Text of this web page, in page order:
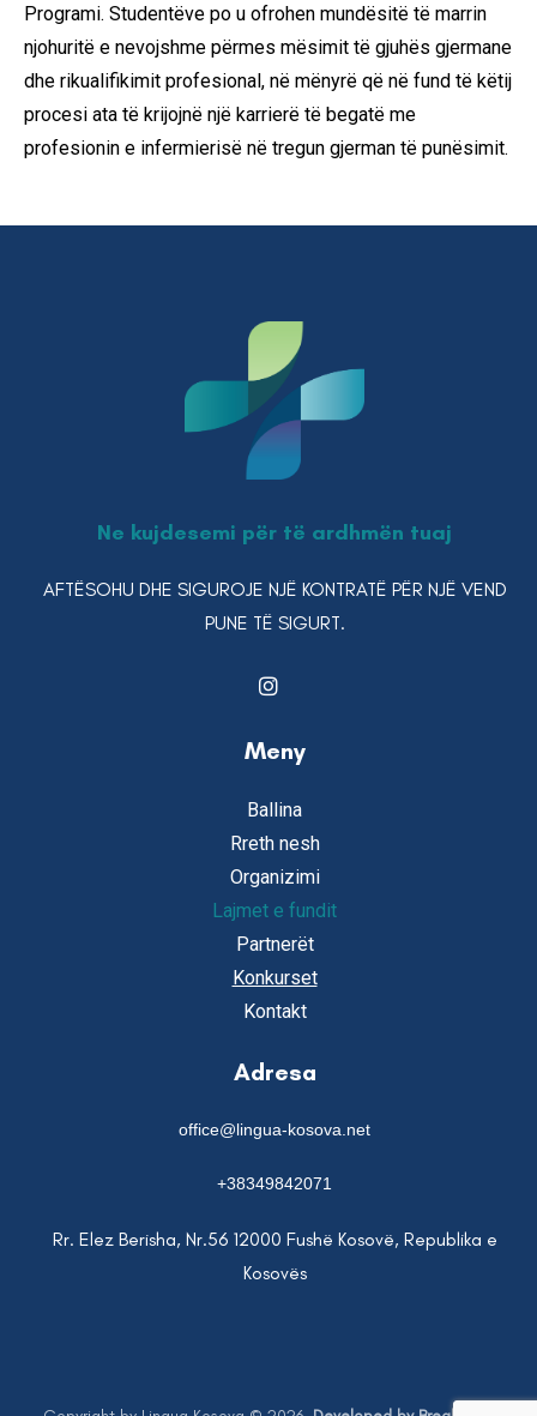
Programi. Studentëve po u ofrohen mundësitë të marrin
njohuritë e nevojshme përmes mësimit të gjuhës gjermane
dhe rikualifikimit profesional, në mënyrë që në fund të këtij
procesi ata të krijojnë një karrierë të begatë me
profesionin e infermierisë në tregun gjerman të punësimit.
Ne kujdesemi për të ardhmën tuaj
AFTËSOHU DHE SIGUROJE NJË KONTRATË PËR NJË VEND
PUNE TË SIGURT.
Meny
Ballina
Rreth nesh
Organizimi
Lajmet e fundit
Partnerët
Konkurset
Kontakt
Adresa
office@lingua-kosova.net
+38349842071
Rr. Elez Berisha, Nr.56 12000 Fushë Kosovë, Republika e
Kosovës